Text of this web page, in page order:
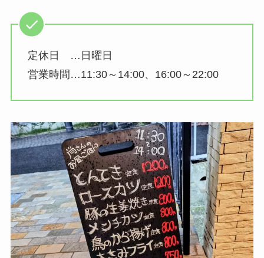
定休日 …日曜日
営業時間…11:30～14:00、16:00～22:00